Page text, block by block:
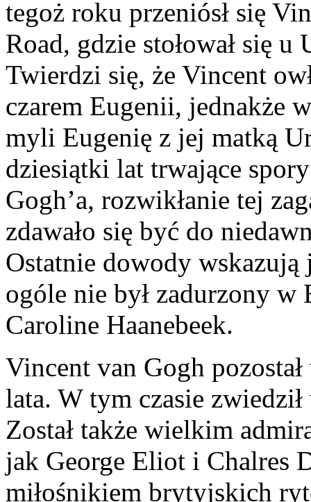
tegoż roku przeniósł się
Road, gdzie stołował się
Twierdzi się, że Vincent
czarem Eugenii, jednakże
myli Eugenię z jej matką
dziesiątki lat trwające
Gogh’a, rozwikłanie tej
zdawało się być do
Ostatnie dowody
ogóle nie był zadurzony w
Caroline Haanebeek.
Vincent van Gogh
lata. W tym czasie
Został także wielkim
jak George Eliot i Chalres
miłośnikiem brytyjskich